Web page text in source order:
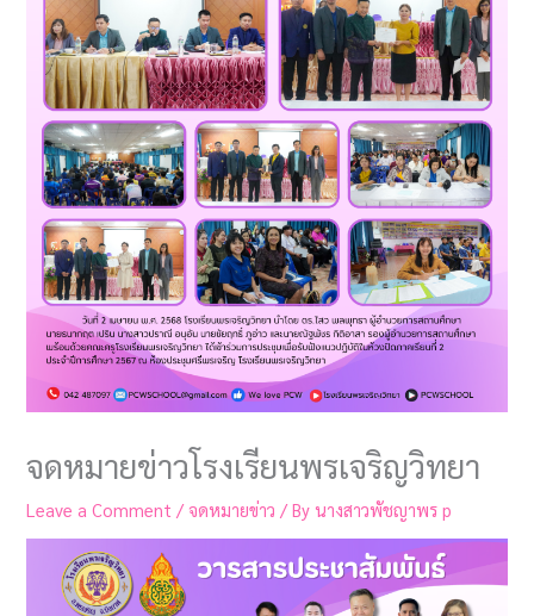
จดหมายข่าวโรงเรียนพรเจริญวิทยา
Leave a Comment / จดหมายข่าว / Byนางสาวพัชญาพร p